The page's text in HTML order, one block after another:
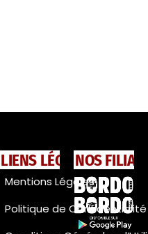
LIENS LÉGAUX
Mentions Légales
Politique de Confidentialité
NOS